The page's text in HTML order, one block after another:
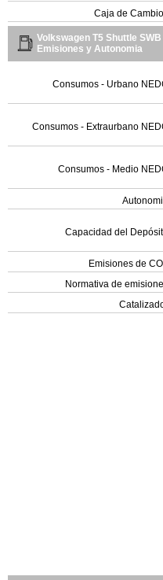
Caja de
Volkswagen T5 Shuttle
Emisiones y Autonomia
Consumos - Urbano
Consumos - Extraurbano
Consumos - Medio
Capacidad del
Emisiones de
Normativa de